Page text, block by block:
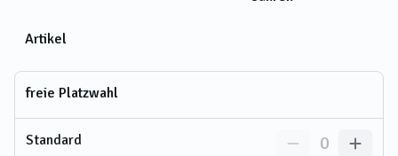
Artikel
freie Platzwahl
Standard 0